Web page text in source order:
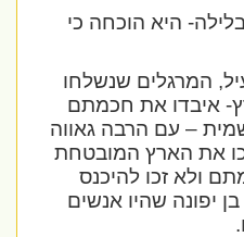
היא הוכחה כי
המרגלים שנשלחו
איבדו את חכמתם
– עם הרבה גאווה
את הארץ המובטחת
ולא זכו להיכנס
יפונה שהיו אנשים